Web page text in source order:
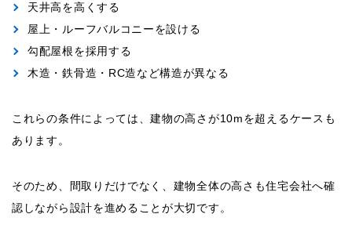
天井高を高くする
屋上・ルーフバルコニーを設ける
勾配屋根を採用する
木造・鉄骨造・RC造など構造が異なる
これらの条件によっては、建物の高さが10mを超えるケースも
あります。
そのため、間取りだけでなく、建物全体の高さも住宅会社へ確
認しながら設計を進めることが大切です。